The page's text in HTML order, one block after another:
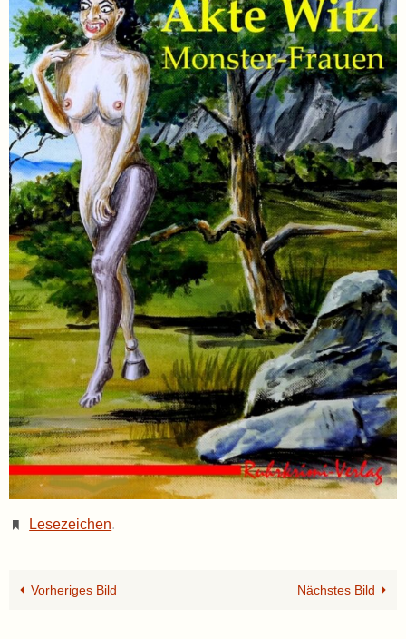
Lesezeichen.
Vorheriges Bild Nächstes Bild